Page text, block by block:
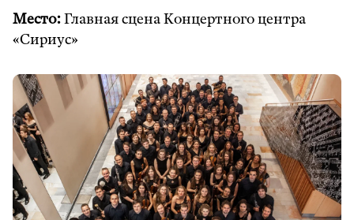
Место:Главная сцена Концертного центра
«Сириус»